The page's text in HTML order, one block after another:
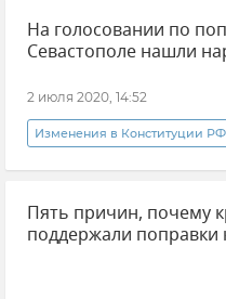
На голосовании по
Севастополе нашли
2 июля 2020, 14:52
Изменения в Конституции РФ
Новости Севастополь
Пять причин, почему
поддержали поправки